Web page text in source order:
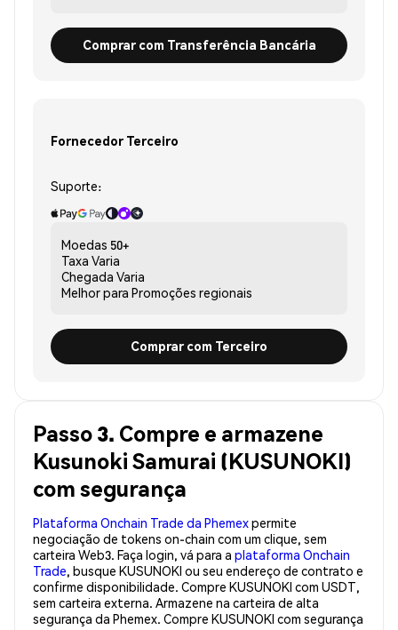
Comprar com Transferência Bancária
Fornecedor Terceiro
Suporte:
Moedas 50+
Taxa Varia
Chegada Varia
Melhor para Promoções regionais
Comprar com Terceiro
Passo 3. Compre e armazene
Kusunoki Samurai (KUSUNOKI)
com segurança
Plataforma Onchain Trade da Phemexpermite
negociação de tokens on-chain com um clique, sem
carteira Web3. Faça login, vá para a plataforma Onchain
Trade, busque KUSUNOKI ou seu endereço de contrato e
confirme disponibilidade. Compre KUSUNOKI com USDT,
sem carteira externa. Armazene na carteira de alta
segurança da Phemex. Compre KUSUNOKI com segurança